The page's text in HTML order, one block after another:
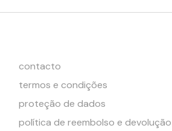
contacto
termos e condições
proteção de dados
política de reembolso e devolução